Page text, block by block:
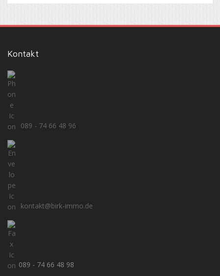
Kontakt
089 - 74 66 48 96
kontakt@birk-immo.de
089 - 74 66 48 98